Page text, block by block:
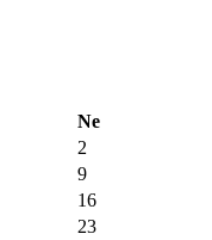
Ne
2
9
16
23